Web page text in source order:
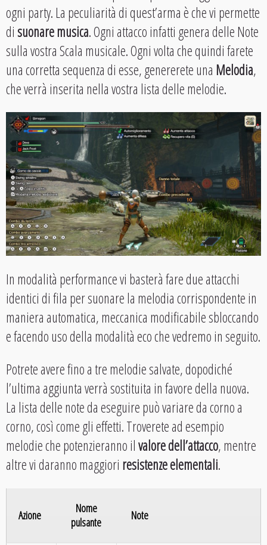
ogni party. La peculiarità di quest’arma è che vi permette
disuonare musica. Ogni attacco infatti genera delle Note
sulla vostra Scala musicale. Ogni volta che quindi farete
una corretta sequenza di esse, genererete una Melodia,
che verrà inserita nella vostra lista delle melodie.
In modalità performance vi basterà fare due attacchi
identici di fila per suonare la melodia corrispondente in
maniera automatica, meccanica modificabile sbloccando
e facendo uso della modalità eco che vedremo in seguito.
Potrete avere fino a tre melodie salvate, dopodiché
l’ultima aggiunta verrà sostituita in favore della nuova.
La lista delle note da eseguire può variare da corno a
corno, così come gli effetti. Troverete ad esempio
melodie che potenzieranno ilvalore dell’attacco, mentre
altre vi daranno maggiori resistenze elementali.
Azione
Nome
pulsante
Note